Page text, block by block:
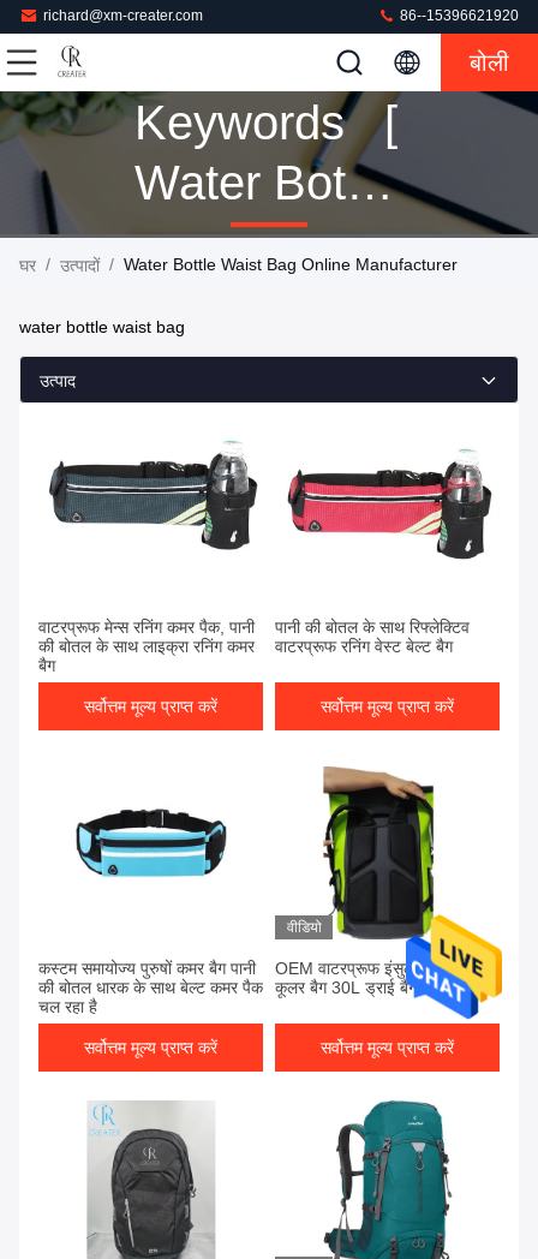
richard@xm-creater.com 86--15396621920
बोली
Keywords [
Water Bottle
Waist Bag ]
उत्पादों
घर / उत्पादों / Water Bottle Waist Bag Online Manufacturer
water bottle waist bag
उत्पाद
वाटरप्रूफ मेन्स रनिंग कमर पैक, पानी
की बोतल के साथ लाइक्रा रनिंग कमर
बैग
सर्वोत्तम मूल्य प्राप्त करें
पानी की बोतल के साथ रिफ्लेक्टिव
वाटरप्रूफ रनिंग वेस्ट बेल्ट बैग
सर्वोत्तम मूल्य प्राप्त करें
कस्टम समायोज्य पुरुषों कमर बैग पानी
की बोतल धारक के साथ बेल्ट कमर पैक
चल रहा है
सर्वोत्तम मूल्य प्राप्त करें
वीडियो
OEM वाटरप्रूफ इंसुलेटेड थर्मल
कूलर बैग 30L ड्राई बैग बैकपैक
सर्वोत्तम मूल्य प्राप्त करें